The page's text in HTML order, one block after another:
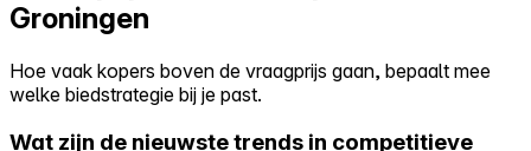
Groningen
Hoe vaak kopers boven de vraagprijs gaan, bepaalt mee
welke biedstrategie bij je past.
Wat zijn de nieuwste trends in competitieve